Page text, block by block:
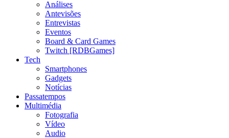
Análises
Antevisões
Entrevistas
Eventos
Board & Card Games
Twitch [RDBGames]
Tech
Smartphones
Gadgets
Notícias
Passatempos
Multimédia
Fotografia
Vídeo
Audio